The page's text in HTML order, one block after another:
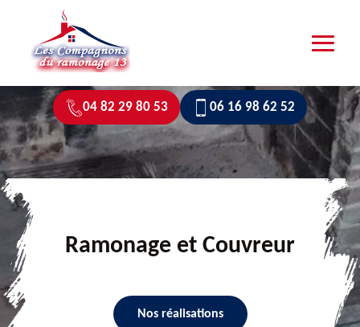
04 82 29 80 53 06 16 98 62 52
Ramonage et Couvreur
Nos réalisations